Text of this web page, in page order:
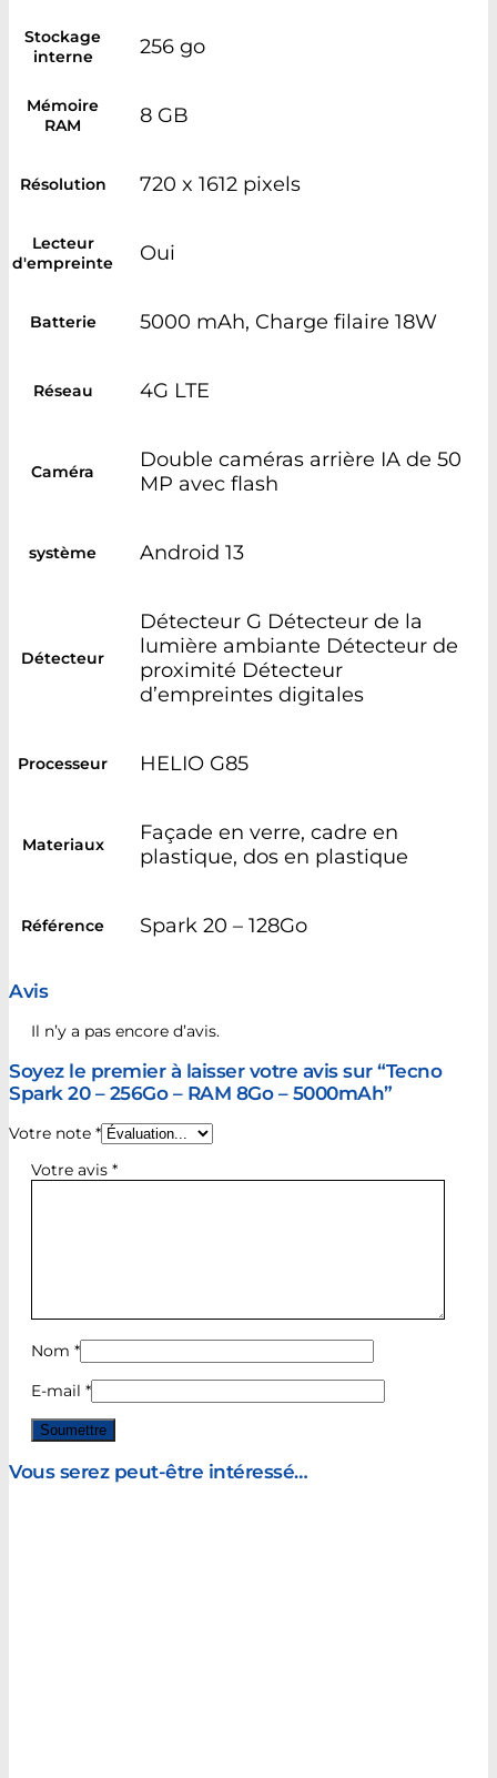
Stockage
interne
256 go
Mémoire
RAM
8 GB
Résolution 720 x 1612 pixels
Lecteur
d'empreinte
Oui
Batterie 5000 mAh, Charge filaire 18W
Réseau 4G LTE
Caméra
Double caméras arrière IA de 50
MP avec flash
système Android 13
Détecteur
Détecteur G Détecteur de la
lumière ambiante Détecteur de
proximité Détecteur
d’empreintes digitales
Processeur HELIO G85
Materiaux
Façade en verre, cadre en
plastique, dos en plastique
Référence Spark 20 – 128Go
Avis
Il n’y a pas encore d’avis.
Soyez le premier à laisser votre avis sur “Tecno
Spark 20 – 256Go – RAM 8Go – 5000mAh”
Votre note *
Votre avis *
Nom *
E-mail *
Vous serez peut-être intéressé…